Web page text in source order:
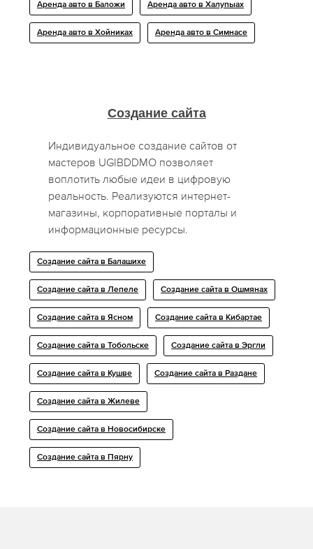
Аренда авто в Баложи Аренда авто в Халупыах
Аренда авто в Хойниках Аренда авто в Симнасе
Создание сайта
Индивидуальное создание сайтов от
мастеров UGIBDDMO позволяет
воплотить любые идеи в цифровую
реальность. Реализуются интернет-
магазины, корпоративные порталы и
информационные ресурсы.
Создание сайта в Балашихе
Создание сайта в Лепеле Создание сайта в Ошмянах
Создание сайта в Ясном Создание сайта в Кибартае
Создание сайта в Тобольске Создание сайта в Эргли
Создание сайта в Кушве Создание сайта в Раздане
Создание сайта в Жилеве
Создание сайта в Новосибирске
Создание сайта в Пярну